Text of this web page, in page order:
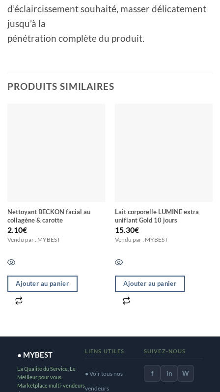
d’éclaircissement souhaité, masser délicatement
jusqu’à la
pénétration complète du produit.
PRODUITS SIMILAIRES
Nettoyant BECKON facial au
collagène & carotte
2.10€
Vendu par : MYBEST
Ajouter au panier
Lait corporelle LUMINE extra
unifiant Gold 10 jours
15.30€
Vendu par : MYBEST
Ajouter au panier
● MYBEST
La Qualite du Service, Le
Meilleur pour vous.
Marketplace multi-vendeurs
LIENS UTILES
● Voir tous nos
vendeurs
SUIVEZ-NOUS
f in W